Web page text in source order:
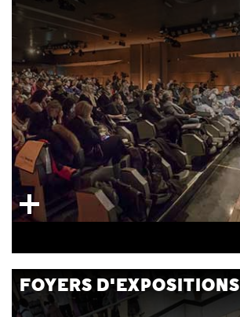
400 fauteuils ou 2X210
FOYERS D'EXPOSITIONS
Espaces ouverts répartis sur 3 niveaux